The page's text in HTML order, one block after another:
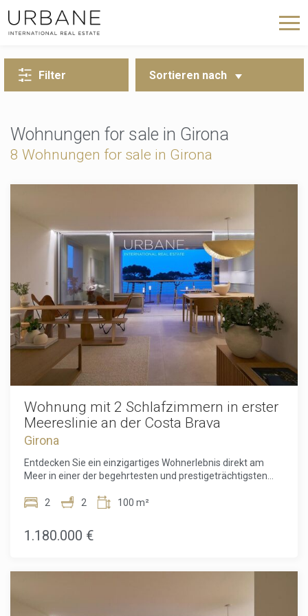
Filter Sortieren nach
Wohnungen for sale in Girona
8 Wohnungen for sale in Girona
Wohnung mit 2 Schlafzimmern in erster
Meereslinie an der Costa Brava
Girona
Entdecken Sie ein einzigartiges Wohnerlebnis direkt am
Meer in einer der begehrtesten und prestigeträchtigsten
Wohnung in absoluter Spitzenlage bietet einen
sorgfältiges Design und eine beneidenswerte Lage zu
einem ganz besonderen Zuhause verschmelzen. Das vom
Raum integrieren.Im Inneren verfügt das Domizil über zwei
2 2 100 m²
1.180.000 €